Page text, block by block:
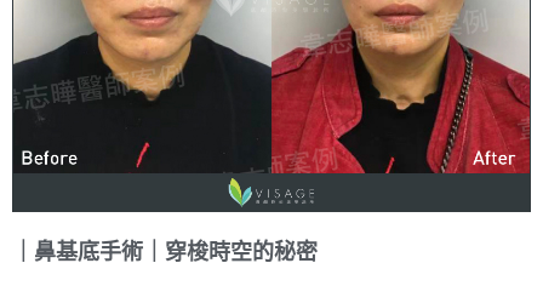
｜鼻基底手術｜穿梭時空的秘密